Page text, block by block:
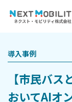
導入事例
【市民バ
おいてAIオ